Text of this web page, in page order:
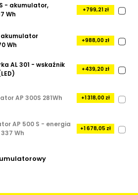
S - akumulator,
Wh
+799,21 zł
akumulator
Wh
+988,00 zł
AL 301 - wskaźnik
+439,20 zł
AP 300S 281Wh +1 318,00 zł
AP 500 S - energia
Wh
+1 678,05 zł